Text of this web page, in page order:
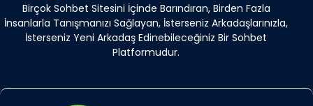
Birçok Sohbet Sitesini İçinde Barındıran, Birden Fazla
İnsanlarla Tanışmanızı Sağlayan, İsterseniz Arkadaşlarınızla,
İsterseniz Yeni Arkadaş Edinebileceğiniz Bir Sohbet
Platformudur.